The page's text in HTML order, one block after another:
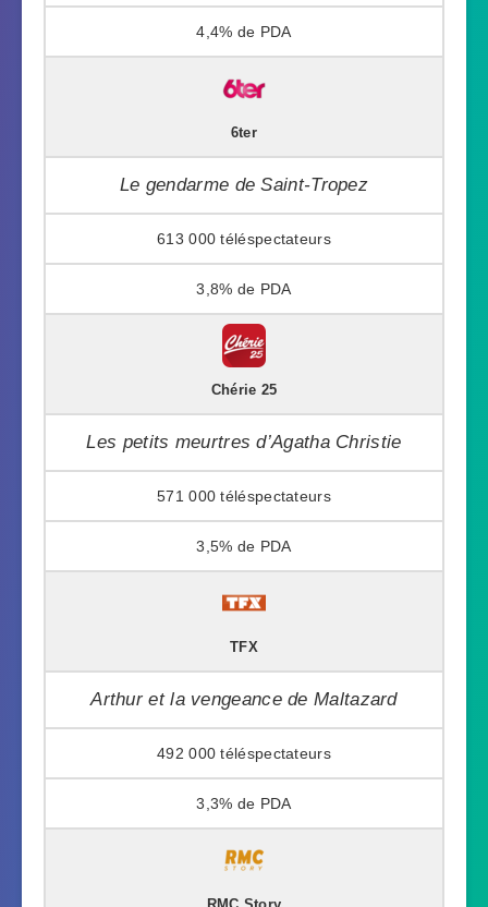
4,4%
6ter
Le gendarme de Saint-Tropez
613 000
3,8%
Chérie 25
Les petits meurtres d’Agatha Christie
571 000
3,5%
TFX
Arthur et la vengeance de Maltazard
492 000
3,3%